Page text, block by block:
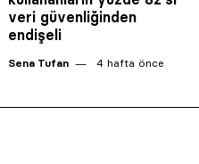
veri güvenliğinden
endişeli
Sena Tufan 4 hafta önce